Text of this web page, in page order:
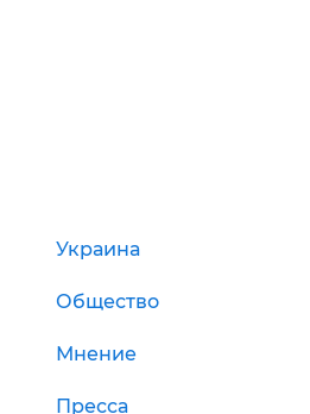
Украина
Общество
Мнение
Пресса